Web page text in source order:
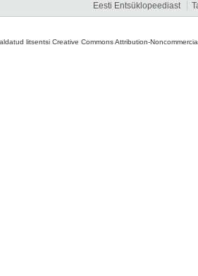
Eesti Entsüklopeediast
litsentsi Creative Commons Attribution-